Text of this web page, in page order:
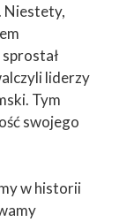
Niestety,
liderzy
Tym
swojego
w historii